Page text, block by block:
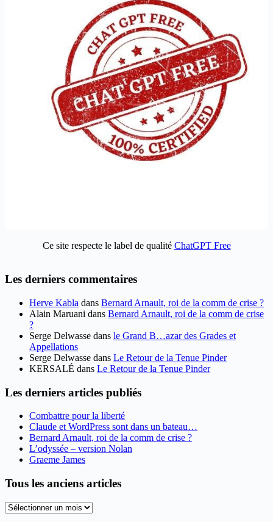
Ce site respecte le label de qualité ChatGPT Free
Les derniers commentaires
Herve Kabla dans Bernard Arnault, roi de la comm de crise ?
Alain Maruani dans Bernard Arnault, roi de la comm de crise
?
Serge Delwasse dans le Grand B…azar des Grades et
Appellations
Serge Delwasse dans Le Retour de la Tenue Pinder
KERSALÉ dans Le Retour de la Tenue Pinder
Les derniers articles publiés
Combattre pour la liberté
Claude et WordPress sont dans un bateau…
Bernard Arnault, roi de la comm de crise ?
L’odyssée – version Nolan
Graeme James
Tous les anciens articles
Tous